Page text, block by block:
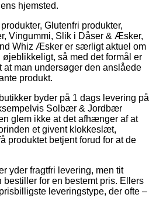
hjemsted.
Glutenfri produkter,
Vingummi, Slik i Dåser & Æsker,
Whiz Æsker er særligt aktuel om
øjeblikkeligt, så med det formål er
man undersøger den anslåede
produkt.
byder på 1 dags levering på
Solbær & Jordbær
glem ikke at det afhænger af at
et givent klokkeslæt,
produktet betjent forud for at de
yder fragtfri levering, men tit
for en bestemt pris. Ellers
leveringstype, der ofte –